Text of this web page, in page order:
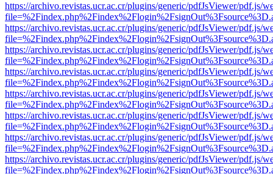
https://archivo.revistas.ucr.ac.cr/plugins/generic/pdfJsViewer/pdf.js/
https://archivo.revistas.ucr.ac.cr/plugins/generic/pdfJsViewer/pdf.js/
https://archivo.revistas.ucr.ac.cr/plugins/generic/pdfJsViewer/pdf.js/
https://archivo.revistas.ucr.ac.cr/plugins/generic/pdfJsViewer/pdf.js/
https://archivo.revistas.ucr.ac.cr/plugins/generic/pdfJsViewer/pdf.js/
https://archivo.revistas.ucr.ac.cr/plugins/generic/pdfJsViewer/pdf.js/
https://archivo.revistas.ucr.ac.cr/plugins/generic/pdfJsViewer/pdf.js/
https://archivo.revistas.ucr.ac.cr/plugins/generic/pdfJsViewer/pdf.js/